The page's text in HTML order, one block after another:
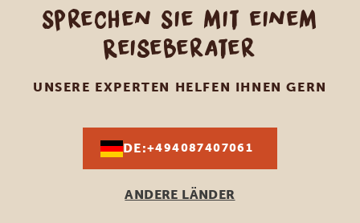
Sprechen Sie mit einem
Reiseberater
UNSERE EXPERTEN HELFEN IHNEN GERN
DE:+494087407061
ANDERE LÄNDER